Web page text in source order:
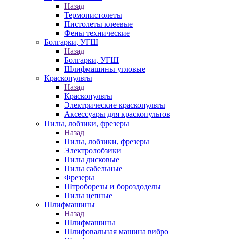
Назад
Термопистолеты
Пистолеты клеевые
Фены технические
Болгарки, УГШ
Назад
Болгарки, УГШ
Шлифмашины угловые
Краскопульты
Назад
Краскопульты
Электрические краскопульты
Аксессуары для краскопультов
Пилы, лобзики, фрезеры
Назад
Пилы, лобзики, фрезеры
Электролобзики
Пилы дисковые
Пилы сабельные
Фрезеры
Штроборезы и бороздоделы
Пилы цепные
Шлифмашины
Назад
Шлифмашины
Шлифовальная машина вибро